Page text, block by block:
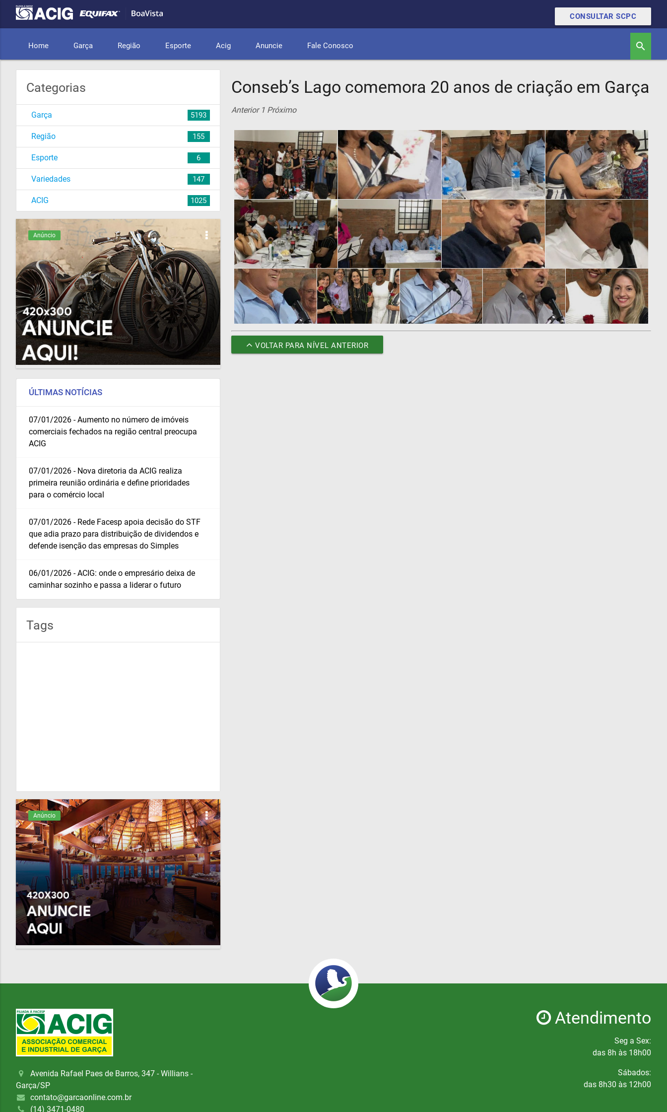
CONSULTAR SCPC
Home Garça Região Esporte Acig Anuncie Fale Conosco search
Categorias
5193
Garça
155
Região
6
Esporte
147
Variedades
1025
ACIG
Anúncio
ÚLTIMAS NOTÍCIAS
07/01/2026 - Aumento no número de imóveis
comerciais fechados na região central preocupa
ACIG
07/01/2026 - Nova diretoria da ACIG realiza
primeira reunião ordinária e define prioridades
para o comércio local
07/01/2026 - Rede Facesp apoia decisão do STF
que adia prazo para distribuição de dividendos e
defende isenção das empresas do Simples
06/01/2026 - ACIG: onde o empresário deixa de
caminhar sozinho e passa a liderar o futuro
Tags
Anúncio
Conseb’s Lago comemora 20 anos de criação em Garça
Anterior 1 Próximo
VOLTAR PARA NÍVEL ANTERIOR
Avenida Rafael Paes de Barros, 347 - Willians -
Garça/SP
contato@garcaonline.com.br
(14) 3471-0480
Atendimento
Seg a Sex:
das 8h às 18h00
Sábados:
das 8h30 às 12h00